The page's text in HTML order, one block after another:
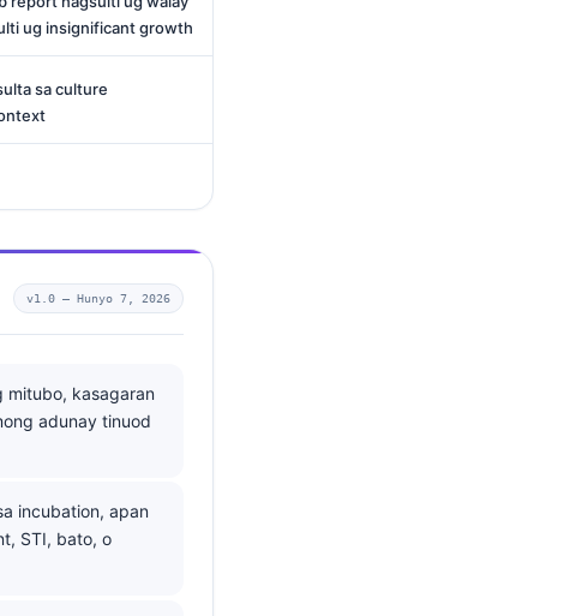
ug insignificant growth
sa culture
v1.0 — Hunyo 7, 2026
mitubo, kasagaran
adunay tinuod
incubation, apan
STI, bato, o